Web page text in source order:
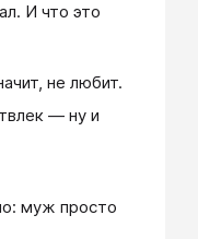
И что это
не любит.
— ну и
муж просто